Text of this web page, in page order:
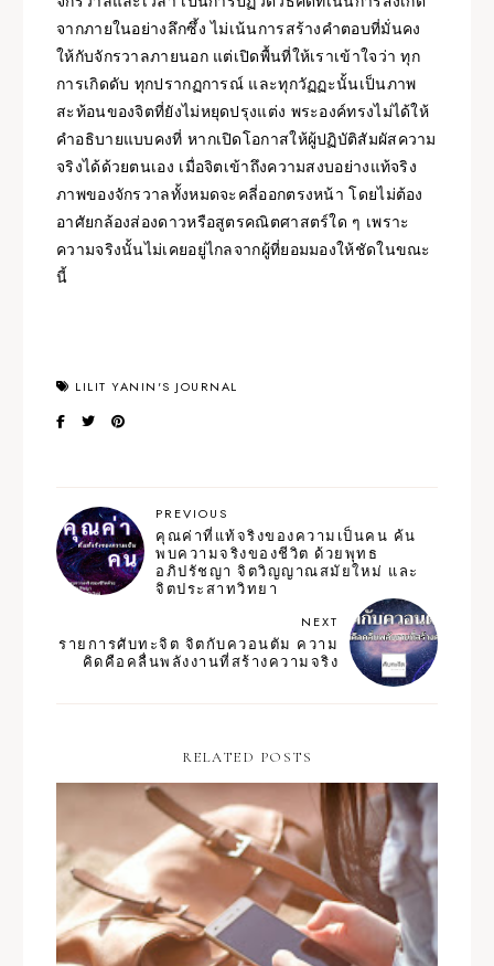
จากภายในอย่างลึกซึ้ง ไม่เน้นการสร้างคำตอบที่มั่นคง
ให้กับจักรวาลภายนอก แต่เปิดพื้นที่ให้เราเข้าใจว่า ทุก
การเกิดดับ ทุกปรากฏการณ์ และทุกวัฏฏะนั้นเป็นภาพ
สะท้อนของจิตที่ยังไม่หยุดปรุงแต่ง พระองค์ทรงไม่ได้ให้
คำอธิบายแบบคงที่ หากเปิดโอกาสให้ผู้ปฏิบัติสัมผัสความ
จริงได้ด้วยตนเอง เมื่อจิตเข้าถึงความสงบอย่างแท้จริง
ภาพของจักรวาลทั้งหมดจะคลี่ออกตรงหน้า โดยไม่ต้อง
อาศัยกล้องส่องดาวหรือสูตรคณิตศาสตร์ใด ๆ เพราะ
ความจริงนั้นไม่เคยอยู่ไกลจากผู้ที่ยอมมองให้ชัดในขณะ
นี้
LILIT YANIN'S JOURNAL
PREVIOUS
คุณค่าที่แท้จริงของความเป็นคน ค้น
พบความจริงของชีวิต ด้วยพุทธ
อภิปรัชญา จิตวิญญาณสมัยใหม่ และ
จิตประสาทวิทยา
NEXT
รายการศับทะจิต จิตกับควอนตัม ความ
คิดคือคลื่นพลังงานที่สร้างความจริง
RELATED POSTS